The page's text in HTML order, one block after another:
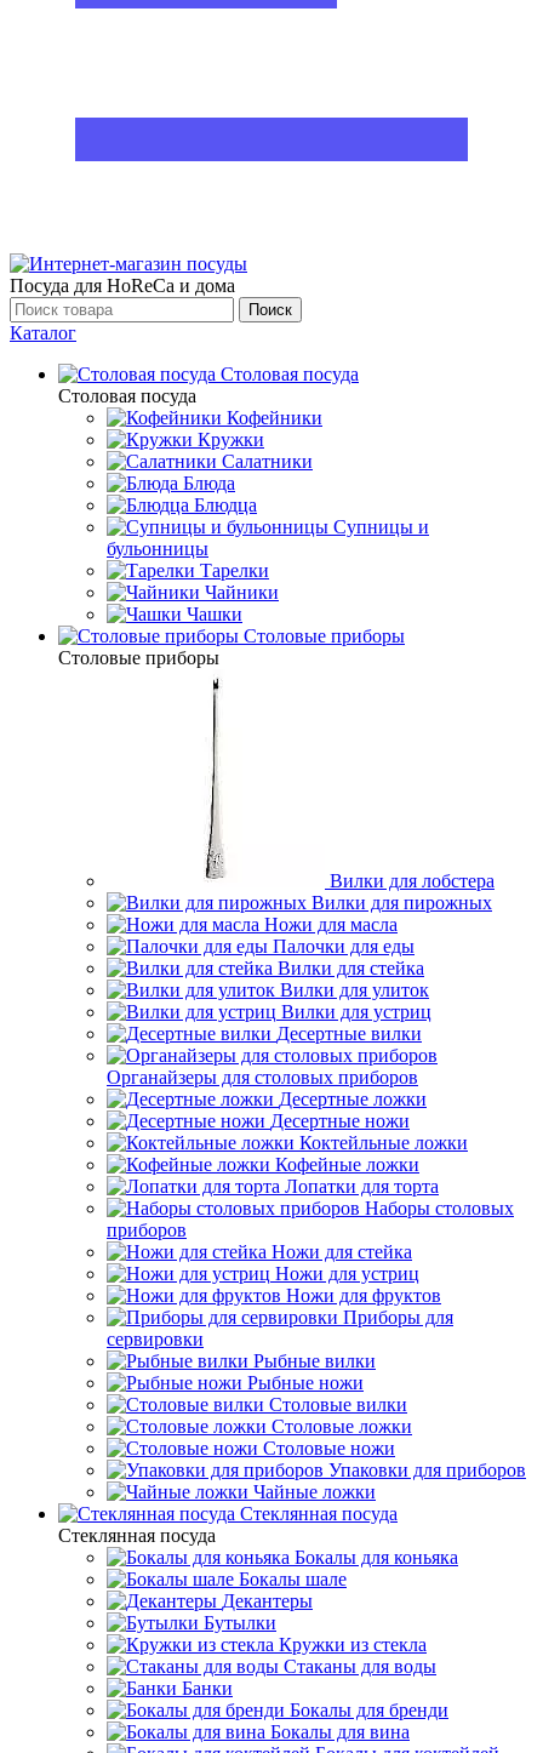
Посуда для HoReCa и дома
Поиск
Каталог
Столовая посуда
Столовая посуда
Кофейники
Кружки
Салатники
Блюда
Блюдца
Супницы и
бульонницы
Тарелки
Чайники
Чашки
Cтоловые приборы
Cтоловые приборы
Вилки для лобстера
Вилки для пирожных
Ножи для масла
Палочки для еды
Вилки для стейка
Вилки для улиток
Вилки для устриц
Десертные вилки
Органайзеры для столовых приборов
Десертные ложки
Десертные ножи
Коктейльные ложки
Кофейные ложки
Лопатки для торта
Наборы столовых
приборов
Ножи для стейка
Ножи для устриц
Ножи для фруктов
Приборы для
сервировки
Рыбные вилки
Рыбные ножи
Столовые вилки
Столовые ложки
Столовые ножи
Упаковки для приборов
Чайные ложки
Стеклянная посуда
Стеклянная посуда
Бокалы для коньяка
Бокалы шале
Декантеры
Бутылки
Кружки из стекла
Стаканы для воды
Банки
Бокалы для бренди
Бокалы для вина